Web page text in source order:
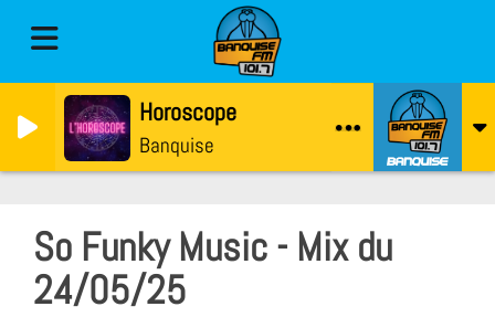
Horoscope
Banquise
So Funky Music - Mix du
24/05/25